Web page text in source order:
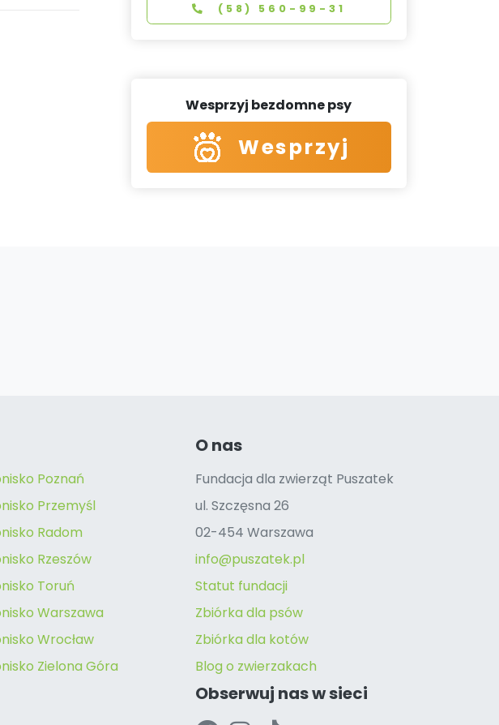
(58) 560-99-31
Wesprzyj bezdomne psy
Wesprzyj
Poznań
Przemyśl
Radom
Rzeszów
Toruń
Warszawa
Wrocław
Zielona Góra
O nas
Fundacja dla zwierząt Puszatek
ul. Szczęsna 26
02-454 Warszawa
info@puszatek.pl
Statut fundacji
Zbiórka dla psów
Zbiórka dla kotów
Blog o zwierzakach
Obserwuj nas w sieci